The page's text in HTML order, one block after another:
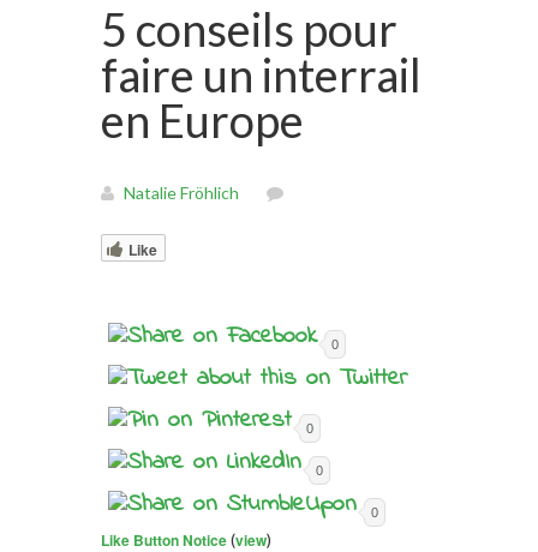
5 conseils pour
faire un interrail
en Europe
Natalie Fröhlich
Like
0
0
0
0
Like Button Notice(view)